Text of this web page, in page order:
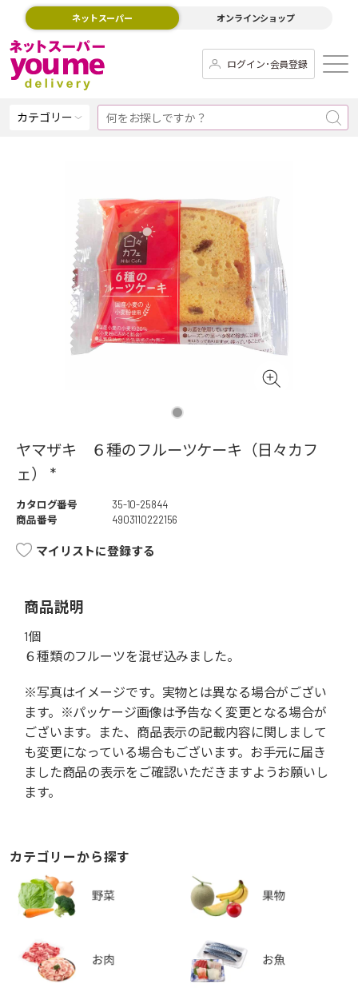
ネットスーパー オンラインショップ
ログイン･会員登録
カテゴリー
ヤマザキ ６種のフルーツケーキ（日々カフ
ェ） *
カタログ番号
35-10-25844
商品番号
4903110222156
マイリストに登録する
商品説明
1個
６種類のフルーツを混ぜ込みました。
※写真はイメージです。実物とは異なる場合がござい
ます。※パッケージ画像は予告なく変更となる場合が
ございます。また、商品表示の記載内容に関しまして
も変更になっている場合もございます。お手元に届き
ました商品の表示をご確認いただきますようお願いし
ます。
カテゴリーから探す